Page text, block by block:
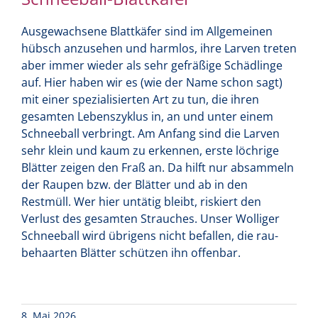
Ausgewachsene Blattkäfer sind im Allgemeinen
hübsch anzusehen und harmlos, ihre Larven treten
aber immer wieder als sehr gefräßige Schädlinge
auf. Hier haben wir es (wie der Name schon sagt)
mit einer spezialisierten Art zu tun, die ihren
gesamten Lebenszyklus in, an und unter einem
Schneeball verbringt. Am Anfang sind die Larven
sehr klein und kaum zu erkennen, erste löchrige
Blätter zeigen den Fraß an. Da hilft nur absammeln
der Raupen bzw. der Blätter und ab in den
Restmüll. Wer hier untätig bleibt, riskiert den
Verlust des gesamten Strauches. Unser Wolliger
Schneeball wird übrigens nicht befallen, die rau-
behaarten Blätter schützen ihn offenbar.